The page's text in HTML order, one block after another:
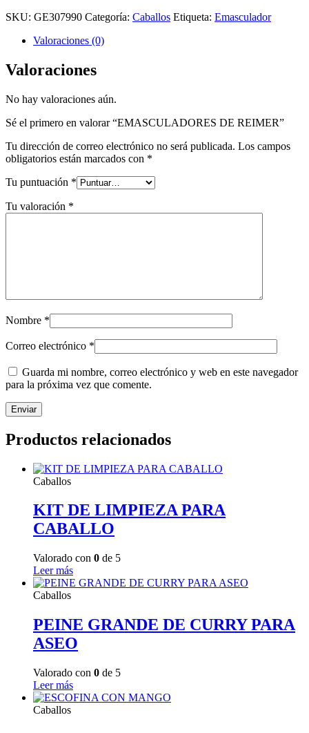
SKU: GE307990 Categoría: Caballos Etiqueta: Emasculador
Valoraciones (0)
Valoraciones
No hay valoraciones aún.
Sé el primero en valorar “EMASCULADORES DE REIMER”
Tu dirección de correo electrónico no será publicada. Los campos
obligatorios están marcados con *
Tu puntuación *
Tu valoración *
Nombre *
Correo electrónico *
Guarda mi nombre, correo electrónico y web en este navegador
para la próxima vez que comente.
Productos relacionados
Caballos
KIT DE LIMPIEZA PARA
CABALLO
Valorado con 0 de 5
Leer más
Caballos
PEINE GRANDE DE CURRY PARA
ASEO
Valorado con 0 de 5
Leer más
Caballos